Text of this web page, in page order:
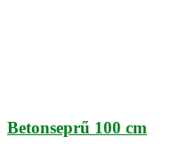
Betonseprű 100 cm